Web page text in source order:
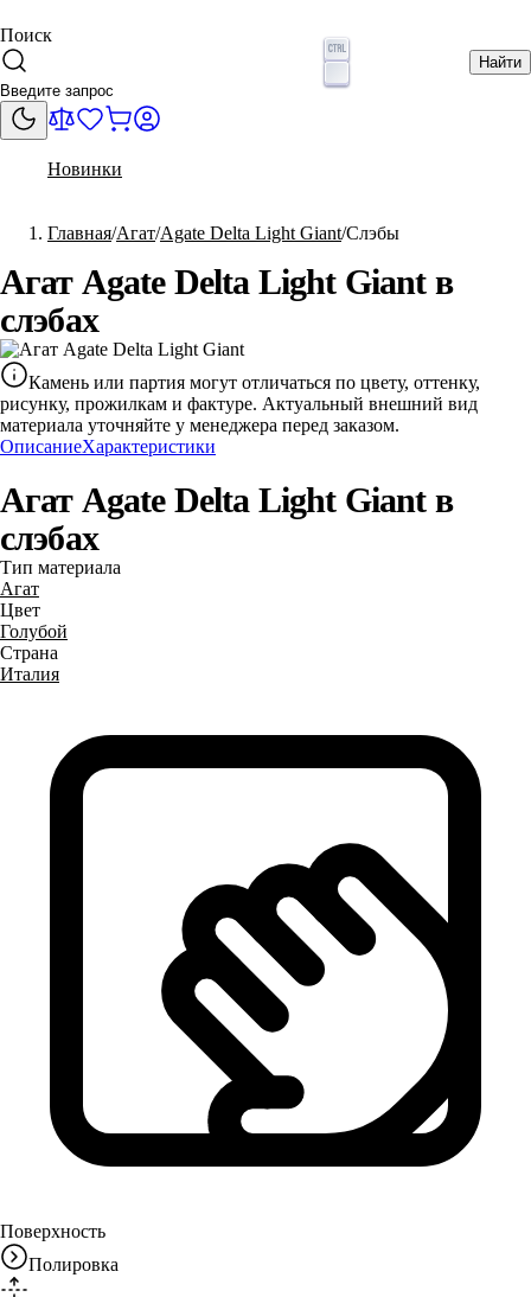
Поиск
Найти
Новинки
Главная Агат Agate Delta Light Giant Слэбы
Агат Agate Delta Light Giant в
слэбах
Камень или партия могут отличаться по цвету, оттенку,
рисунку, прожилкам и фактуре. Актуальный внешний вид
материала уточняйте у менеджера перед заказом.
ОписаниеХарактеристики
Агат Agate Delta Light Giant в
слэбах
Тип материала
Агат
Цвет
Голубой
Страна
Италия
Поверхность
Полировка